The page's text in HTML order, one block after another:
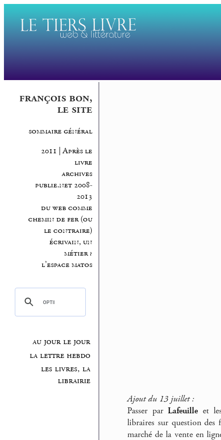
françois bon,
le site
sommaire général
2011 | Après le
livre
archives
publie.net 2008-
2013
du web comme
chemin de fer (ou
le contraire)
écrivain, un
métier ?
l’espace matos
au jour le jour
la lettre hebdo
les livres, la
librairie
Ajout du 13 juillet :
Passer parLafeuille et
libraires sur question
marché de la vente en